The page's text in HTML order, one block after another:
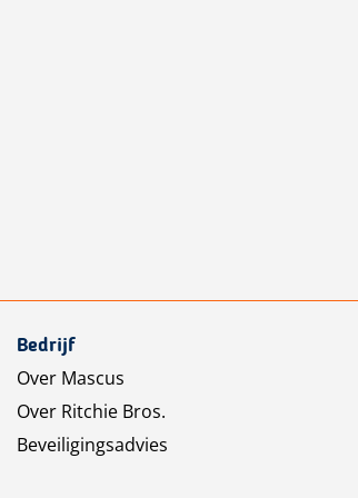
Bedrijf
Over Mascus
Over Ritchie Bros.
Beveiligingsadvies